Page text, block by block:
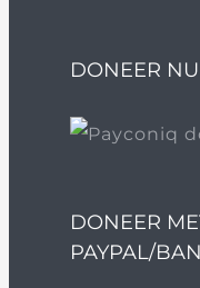
DONEER
DONEER
PAYPAL/